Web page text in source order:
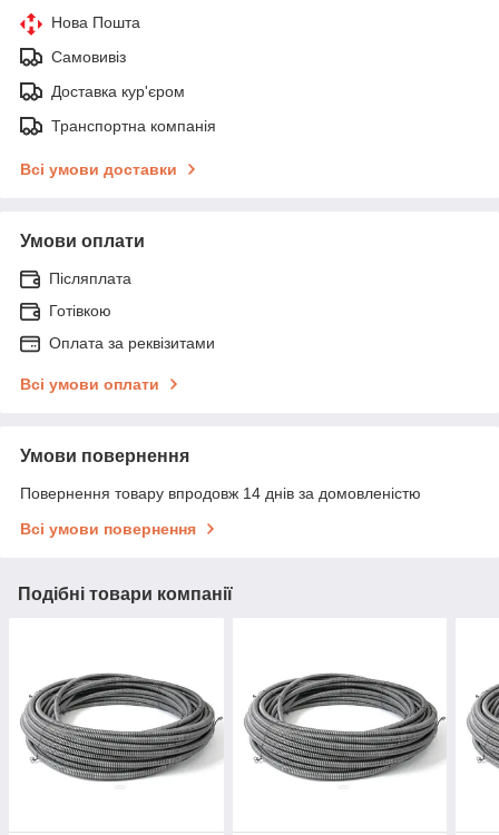
Нова Пошта
Самовивіз
Доставка кур'єром
Транспортна компанія
Всі умови доставки
Умови оплати
Післяплата
Готівкою
Оплата за реквізитами
Всі умови оплати
Умови повернення
Повернення товару впродовж 14 днів за домовленістю
Всі умови повернення
Подібні товари компанії